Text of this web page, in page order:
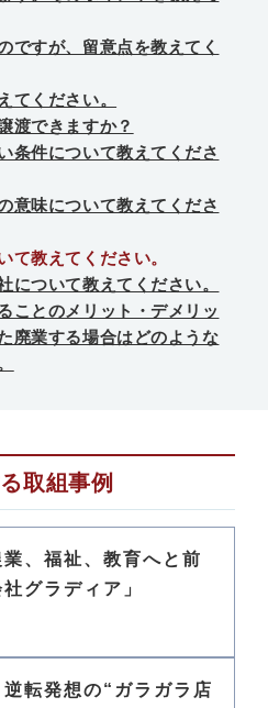
ですが、留意点を教えてく
てください。
渡できますか？
条件について教えてくださ
意味について教えてくださ
て教えてください。
について教えてください。
ことのメリット・デメリッ
廃業する場合はどのような
取組事例
、福祉、教育へと前
グラディア」
逆転発想の“ガラガラ店